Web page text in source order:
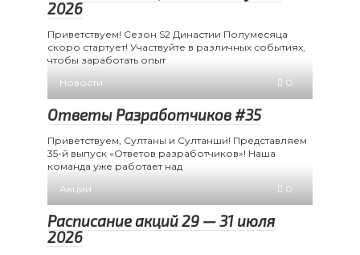
2026
Приветствуем! Сезон S2 Династии Полумесяца
скоро стартует! Участвуйте в различных событиях,
чтобы заработать опыт
Новости
0
Ответы Разработчиков #35
Приветствуем, Султаны и Султанши! Представляем
35-й выпуск «Ответов разработчиков»! Наша
команда уже работает над
Акции
0
Расписание акций 29 — 31 июля
2026